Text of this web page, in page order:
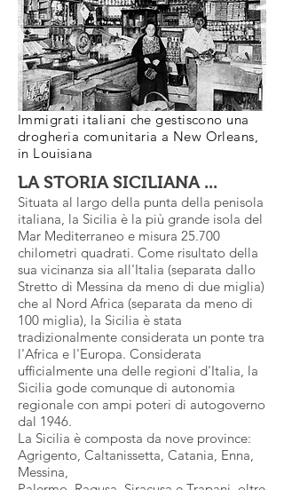
Immigrati italiani che gestiscono una
drogheria comunitaria a New Orleans,
in Louisiana
LA STORIA SICILIANA ...
Situata al largo della punta della penisola
italiana, la Sicilia è la più grande isola del
Mar Mediterraneo e misura 25.700
chilometri quadrati. Come risultato della
sua vicinanza sia all'Italia (separata dallo
Stretto di Messina da meno di due miglia)
che al Nord Africa (separata da meno di
100 miglia), la Sicilia è stata
tradizionalmente considerata un ponte tra
l'Africa e l'Europa. Considerata
ufficialmente una delle regioni d'Italia, la
Sicilia gode comunque di autonomia
regionale con ampi poteri di autogoverno
dal 1946.
La Sicilia è composta da nove province:
Agrigento, Caltanissetta, Catania, Enna,
Messina,